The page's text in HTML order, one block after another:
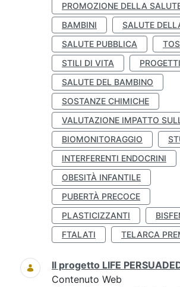
PROMOZIONE DELLA
BAMBINI
SALUTE
SALUTE PUBBLICA
STILI DI VITA
SALUTE DEL BAMBINO
SOSTANZE CHIMICHE
VALUTAZIONE IMPATTO
BIOMONITORAGGIO
INTERFERENTI ENDOCRINI
OBESITÀ INFANTILE
PUBERTÀ PRECOCE
PLASTICIZZANTI
FTALATI
TELARCA
Il progetto LIFE
Contenuto Web